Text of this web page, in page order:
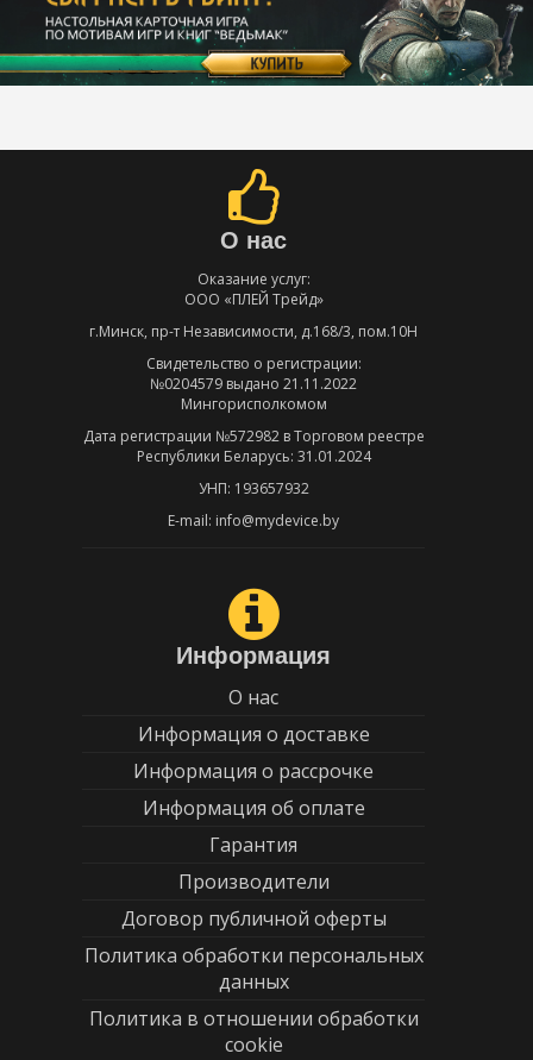
О нас
Оказание услуг:
ООО «ПЛЕЙ Трейд»
г.Минск, пр-т Независимости, д.168/3, пом.10Н
Свидетельство о регистрации:
№0204579 выдано 21.11.2022
Мингорисполкомом
Дата регистрации №572982 в Торговом реестре
Республики Беларусь: 31.01.2024
УНП: 193657932
E-mail: info@mydevice.by
Информация
О нас
Информация о доставке
Информация о рассрочке
Информация об оплате
Гарантия
Производители
Договор публичной оферты
Политика обработки персональных
данных
Политика в отношении обработки
cookie